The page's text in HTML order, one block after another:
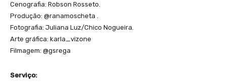
Cenografia: Robson Rosseto.
Produção: @ranamoscheta .
Fotografia: Juliana Luz/Chico Nogueira.
Arte gráfica: karla_vizone
Filmagem: @gsrega
Serviço: